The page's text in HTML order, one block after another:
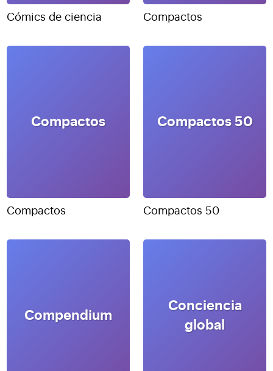
Cómics de ciencia Compactos
Compactos
Compactos
Compactos 50
Compactos 50
Compendium
Conciencia
global